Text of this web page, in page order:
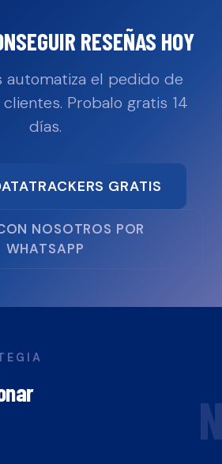
RESEÑAS HOY
automatiza el pedido de
Probalo gratis 14
días.
GRATIS
NOSOTROS POR
WHATSAPP
N